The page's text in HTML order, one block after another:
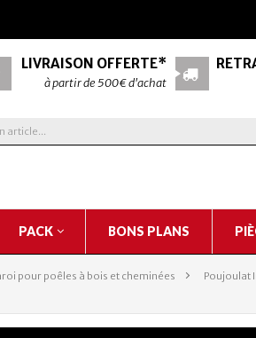
LIVRAISON OFFERTE*
à partir de 500€ d'achat
PACK BONS PLANS
pour poêles à bois et cheminées > Poujoulat